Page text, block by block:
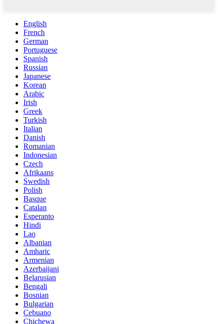
English
French
German
Portuguese
Spanish
Russian
Japanese
Korean
Arabic
Irish
Greek
Turkish
Italian
Danish
Romanian
Indonesian
Czech
Afrikaans
Swedish
Polish
Basque
Catalan
Esperanto
Hindi
Lao
Albanian
Amharic
Armenian
Azerbaijani
Belarusian
Bengali
Bosnian
Bulgarian
Cebuano
Chichewa